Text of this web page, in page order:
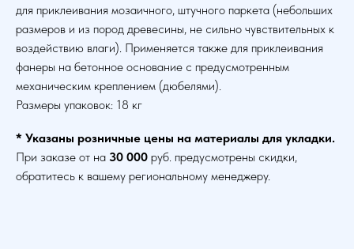
для приклеивания мозаичного, штучного паркета (небольших
размеров и из пород древесины, не сильно чувствительных к
воздействию влаги). Применяется также для приклеивания
фанеры на бетонное основание с предусмотренным
механическим креплением (дюбелями).
Размеры упаковок: 18 кг
* Указаны розничные цены на материалы для укладки.
При заказе от на 30 000 руб. предусмотрены скидки,
обратитесь к вашему региональному менеджеру.